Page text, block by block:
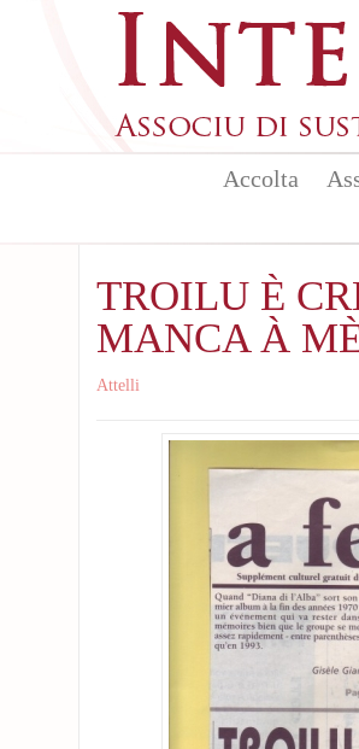
Accolta
TROILU È
MANCA À
Attelli